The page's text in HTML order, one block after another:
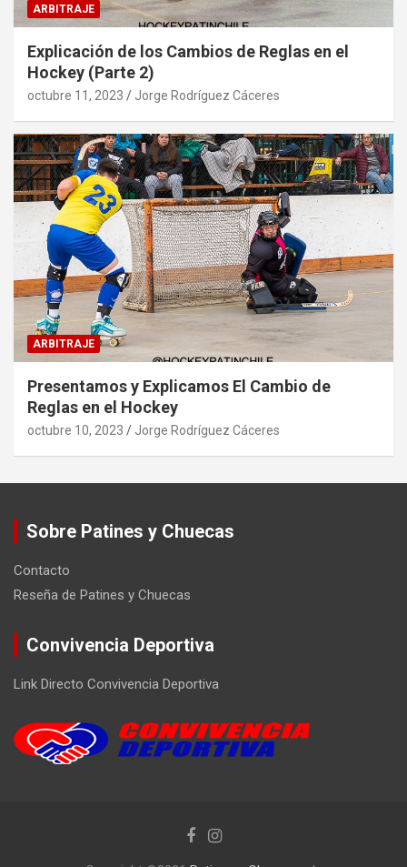
ARBITRAJE
Explicación de los Cambios de Reglas en el
Hockey (Parte 2)
octubre 11, 2023 Jorge Rodríguez Cáceres
ARBITRAJE
Presentamos y Explicamos El Cambio de
Reglas en el Hockey
octubre 10, 2023 Jorge Rodríguez Cáceres
Sobre Patines y Chuecas
Contacto
Reseña de Patines y Chuecas
Convivencia Deportiva
Link Directo Convivencia Deportiva